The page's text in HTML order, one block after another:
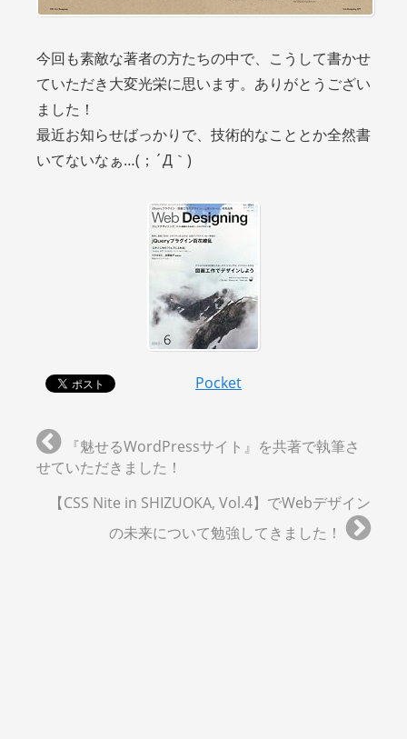
今回も素敵な著者の方たちの中で、こうして書かせ
ていただき大変光栄に思います。ありがとうござい
ました！
最近お知らせばっかりで、技術的なこととか全然書
いてないなぁ…(；´Д｀)
Pocket
『魅せるWordPressサイト』を共著で執筆さ
せていただきました！
【CSS Nite in SHIZUOKA, Vol.4】でWebデザイン
の未来について勉強してきました！